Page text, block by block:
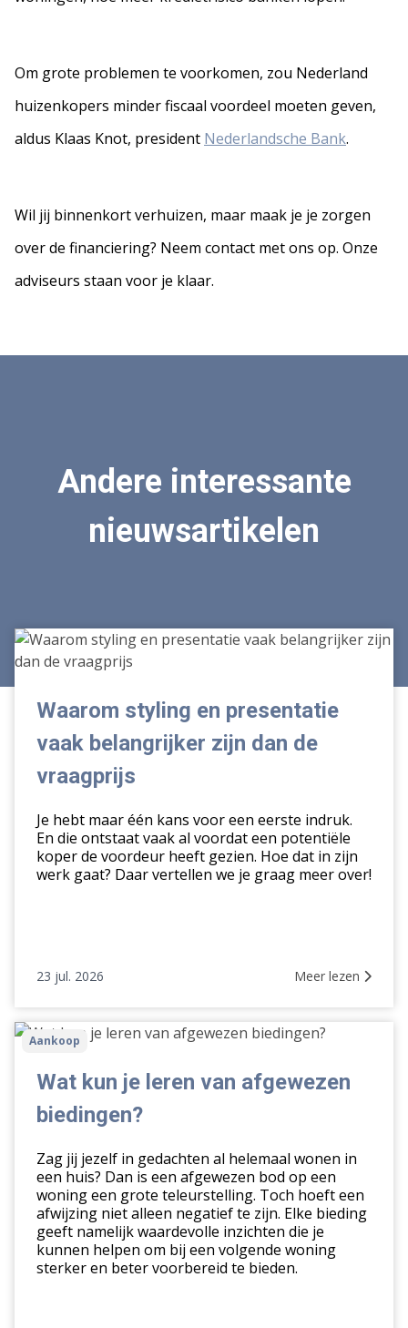
Om grote problemen te voorkomen, zou Nederland
huizenkopers minder fiscaal voordeel moeten geven,
aldus Klaas Knot, president Nederlandsche Bank.
Wil jij binnenkort verhuizen, maar maak je je zorgen
over de financiering? Neem contact met ons op. Onze
adviseurs staan voor je klaar.
Andere interessante
nieuwsartikelen
Waarom
styling
en
presentatie
belangrijker
zijn
vraagprijs
Waarom styling en presentatie
vaak belangrijker zijn dan de
vraagprijs
Je hebt maar één kans voor een eerste indruk.
En die ontstaat vaak al voordat een potentiële
koper de voordeur heeft gezien. Hoe dat in zijn
werk gaat? Daar vertellen we je graag meer over!
23 jul. 2026 Meer lezen
Wat
van
biedingen?
Aankoop
Wat kun je leren van afgewezen
biedingen?
Zag jij jezelf in gedachten al helemaal wonen in
een huis? Dan is een afgewezen bod op een
woning een grote teleurstelling. Toch hoeft een
afwijzing niet alleen negatief te zijn. Elke bieding
geeft namelijk waardevolle inzichten die je
kunnen helpen om bij een volgende woning
sterker en beter voorbereid te bieden.